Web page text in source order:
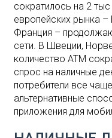
сократилось на 2
европейских рынка –
Франция –
сети. В Швеции,
количество ATM
спрос на наличные
потребители все
альтернативные
приложения для